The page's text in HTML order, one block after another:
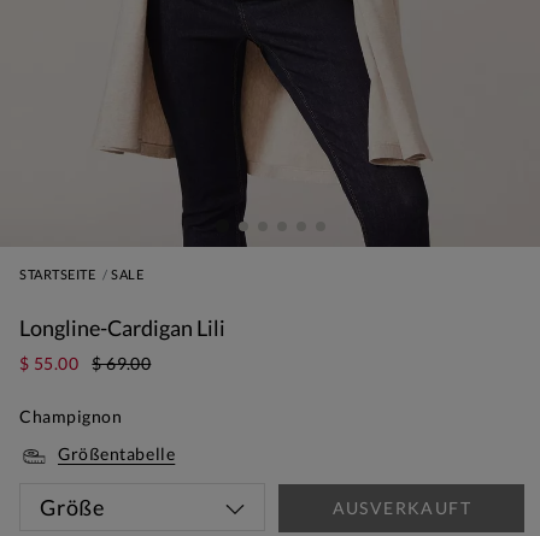
STARTSEITE SALE
Longline-Cardigan Lili
$ 55.00 $ 69.00
Champignon
Größentabelle
Größe AUSVERKAUFT